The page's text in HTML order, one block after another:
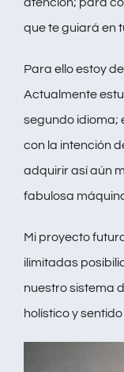
atención; para
que te guiará en
Para ello estoy
Actualmente
segundo idioma;
con la intención
adquirir así aún
fabulosa
Mi proyecto
ilimitadas
nuestro sistema
holístico y